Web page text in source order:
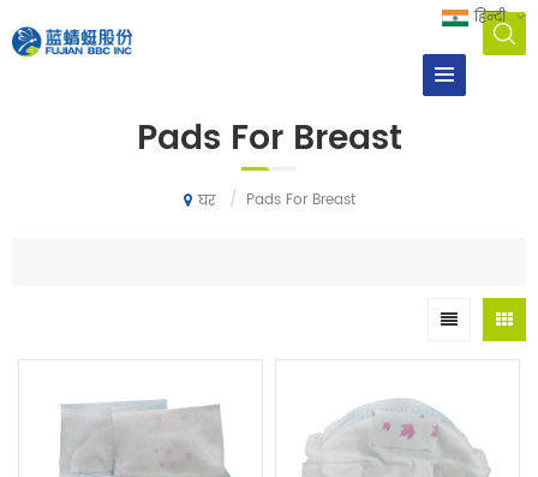
हिन्दी
Pads For Breast
घर / Pads For Breast